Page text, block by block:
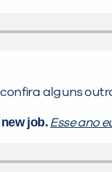
alguns
job. Esse ano